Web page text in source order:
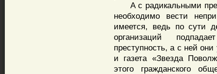
А с радикальными
необходимо вести
имеется, ведь по сути
организаций
преступность, а с ней
и газета «Звезда
этого гражданского